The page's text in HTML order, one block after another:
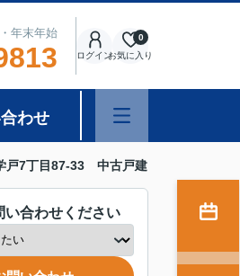
年末年始
ログインお気に入り
0
わせ
戸7丁目87-33 中古戸建
い合わせください